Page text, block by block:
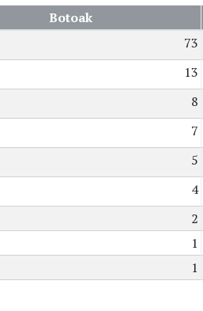
Botoak
73
13
8
7
5
4
2
1
1